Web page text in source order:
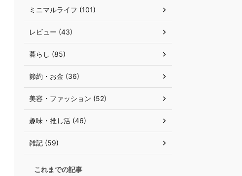
ミニマルライフ (101)
レビュー (43)
暮らし (85)
節約・お金 (36)
美容・ファッション (52)
趣味・推し活 (46)
雑記 (59)
これまでの記事